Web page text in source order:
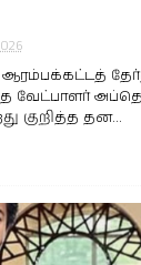
ஆரம்பக்கட்டத்
வேட்பாளர்
குறித்த தன...